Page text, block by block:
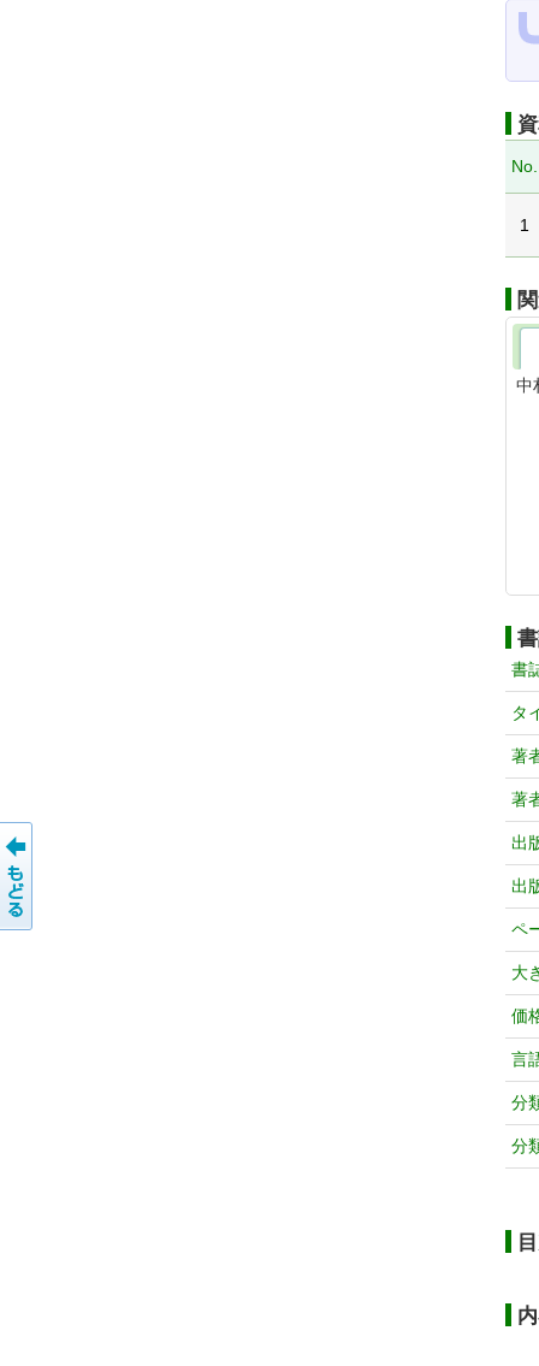
No.
1
中
書
タ
著
著
出
出
ペ
大
価
言
分
分